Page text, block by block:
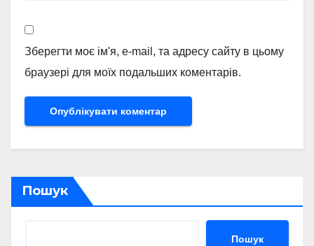
Зберегти моє ім'я, e-mail, та адресу сайту в цьому
браузері для моїх подальших коментарів.
Пошук
Пошук